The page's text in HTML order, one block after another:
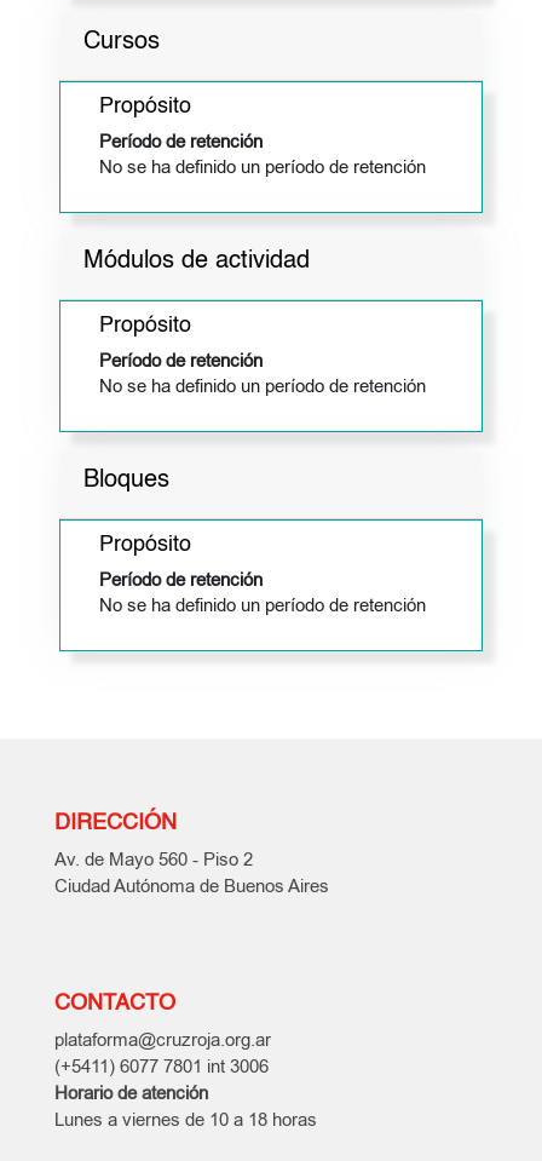
Cursos
Propósito
Período de retención
No se ha definido un período de retención
Módulos de actividad
Propósito
Período de retención
No se ha definido un período de retención
Bloques
Propósito
Período de retención
No se ha definido un período de retención
DIRECCIÓN
Av. de Mayo 560 - Piso 2
Ciudad Autónoma de Buenos Aires
CONTACTO
plataforma@cruzroja.org.ar
(+5411) 6077 7801 int 3006
Horario de atención
Lunes a viernes de 10 a 18 horas